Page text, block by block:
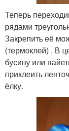
Теперь
рядами
Закрепить её
(термоклей) . В
бусину или
приклеить
ёлку.